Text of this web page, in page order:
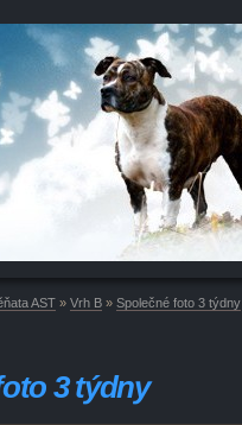
AST » Vrh B » Společné foto 3 týdny
3 týdny